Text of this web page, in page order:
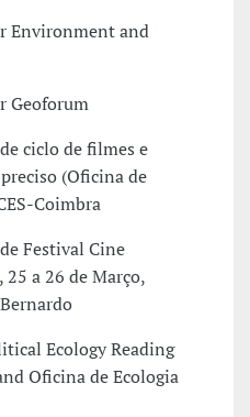
Environment and
Geoforum
ciclo de filmes e
(Oficina de
Coimbra
Festival Cine
a 26 de Março,
Ecology Reading
Oficina de Ecologia